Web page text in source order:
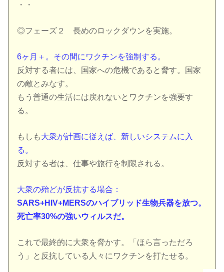
・・
◎フェーズ２ 長めのロック ダウンを実施。
6ヶ月＋。その間にワクチンを強制する。
反対する者には、国家への危機であると脅す。国家
の敵とみなす。
もう普通の生活には戻れないとワクチンを強要す
る。
もしも大衆が計画に従えば、新しいシステムに入
る。
反対する者は、仕事や旅行を制限される。
大衆の殆どが反抗する場合：
SARS+HIV+MERSのハイブリッド生物兵器を放つ。
死亡率30%の強いウィルスだ。
これで最終的に大衆を脅かす。「ほら言っただろ
う」
と反抗している人々にワクチンを打たせる。